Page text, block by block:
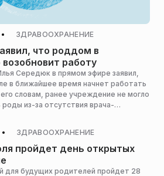
ЗДРАВООХРАНЕНИЕ
что роддом в
работу
Середюк в прямом эфире заявил,
в ближайшее время начнет работать
словам, ранее учреждение не могло
из-за отсутствия врача-
ЗДРАВООХРАНЕНИЕ
пройдет день открытых
для будущих родителей пройдет 28